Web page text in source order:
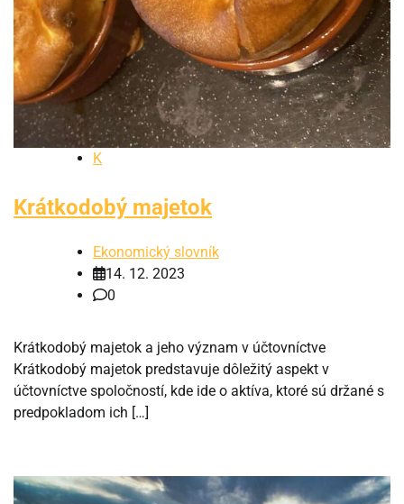
K
Krátkodobý majetok
Ekonomický slovník
14. 12. 2023
0
Krátkodobý majetok a jeho význam v účtovníctve
Krátkodobý majetok predstavuje dôležitý aspekt v
účtovníctve spoločností, kde ide o aktíva, ktoré sú držané s
predpokladom ich […]